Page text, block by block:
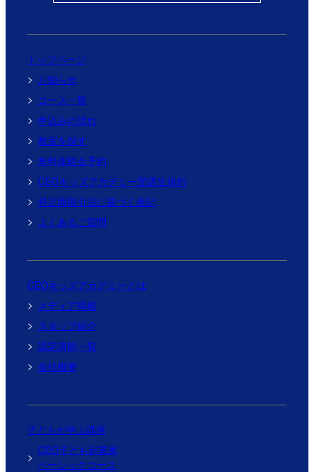
トップページ
お知らせ
コース一覧
申込みの流れ
教室を探す
無料体験会予約
CEOキッズアカデミー受講生規約
特定商取引法に基づく表記
よくあるご質問
CEOキッズアカデミーとは
メディア掲載
スタッフ紹介
認定講師一覧
会社概要
子どもが学ぶ講座
CEO子ども起業家
ベーシックコース